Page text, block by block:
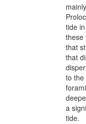
tide
these
that
that
to the
a
tide.